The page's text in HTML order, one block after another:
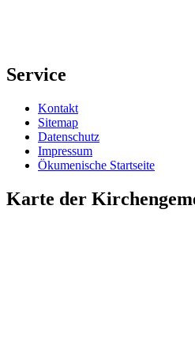
Service
Kontakt
Sitemap
Datenschutz
Impressum
Ökumenische Startseite
Karte der